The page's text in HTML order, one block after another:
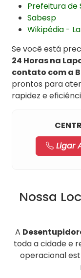
Prefeitura de
Sabesp
Wikipédia -
Se você está
24 Horas na
contato com a
prontos para
rapidez e
Ligar
Nossa
A
toda a cidade e
operacional